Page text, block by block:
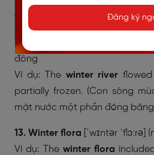
và chim đã thích nghi với khí hậu
12. Winter river
[ˈwɪntər
đông
Ví dụ: The winter river
partially frozen. (Con sông
mặt nước một phần đóng
13. Winter flora
[ˈwɪntər
Ví dụ: The winter flora
Đăng ký